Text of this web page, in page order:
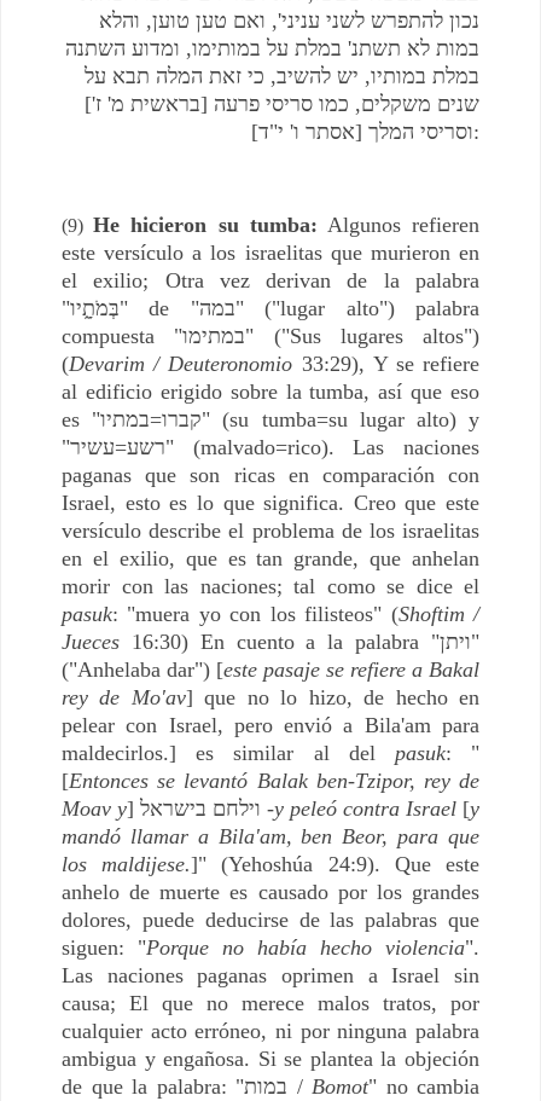
נכון להתפרש לשני עניני', ואם טען טוען, והלא
במות לא תשתנ' במלת על במותימו, ומדוע השתנה
במלת במותיו, יש להשיב, כי זאת המלה תבא על
שנים משקלים, כמו סריסי פרעה [בראשית מ' ז']
וסריסי המלך [אסתר ו' י"ד]:
(9)He hicieron su tumba: Algunos refieren
este versículo a los israelitas que murieron en
el exilio; Otra vez derivan de la palabra
"בְּמֹתָ֑יו" de "במה" ("lugar alto") palabra
compuesta "במתימו" ("Sus lugares altos")
(Devarim / Deuteronomio 33:29), Y se refiere
al edificio erigido sobre la tumba, así que eso
es "קברו=במתיו" (su tumba=su lugar alto) y
"רשע=עשיר" (malvado=rico). Las naciones
paganas que son ricas en comparación con
Israel, esto es lo que significa. Creo que este
versículo describe el problema de los israelitas
en el exilio, que es tan grande, que anhelan
morir con las naciones; tal como se dice el
pasuk: "muera yo con los filisteos" (Shoftim /
Jueces 16:30) En cuento a la palabra "ויתן"
("Anhelaba dar") [este pasaje se refiere a Bakal
rey de Mo'av] que no lo hizo, de hecho en
pelear con Israel, pero envió a Bila'am para
maldecirlos.] es similar al del pasuk: "
[Entonces se levantó Balak ben-Tzipor, rey de
Moav y
] וילחם בישראל -y peleó contra Israel [y
mandó llamar a Bila'am, ben Beor, para que
los maldijese.]" (Yehoshúa 24:9). Que este
anhelo de muerte es causado por los grandes
dolores, puede deducirse de las palabras que
siguen: "Porque no había hecho violencia".
Las naciones paganas oprimen a Israel sin
causa; El que no merece malos tratos, por
cualquier acto erróneo, ni por ninguna palabra
ambigua y engañosa. Si se plantea la objeción
de que la palabra: "במות / Bomot" no cambia